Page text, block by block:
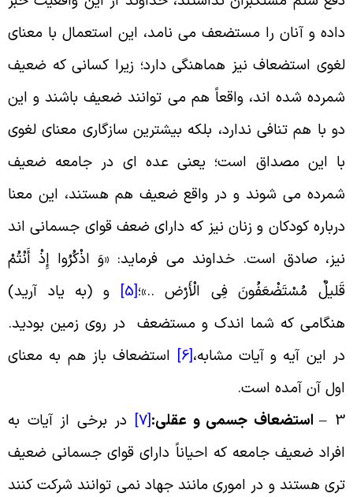
و آنان را مستضعف می نامد، این استعمال با معنای
استضعاف نیز هماهنگی دارد؛ زیرا کسانی که ضعیف
شده اند، واقعاً هم می توانند ضعیف باشند و این
با هم تنافی ندارد، بلکه بیشترین سازگاری معنای لغوی
این مصداق است؛ یعنی عده ای در جامعه ضعیف
می شوند و در واقع ضعیف هم هستند، این معنا
کودکان و زنان نیز که دارای ضعف قوای جسمانی اند
صادق است. خداوند می فرماید: «وَ اذْکُرُوا إِذْ أَنْتُمْ
مُسْتَضْعَفُونَ فِی الْأَرْض‏ ..»؛[5]
و (به یاد آرید)
که شما اندک و مستضعف در روى زمین بودید.
این آیه و آیات مشابه،[6]
استضعاف باز هم به معنای
آن آمده است.
استضعاف جسمی و عقلی:
[7]
در برخی از آیات به
ضعیف جامعه که احیاناً دارای قوای جسمانی ضعیف
هستند و در اموری مانند جهاد نمی توانند شرکت کنند